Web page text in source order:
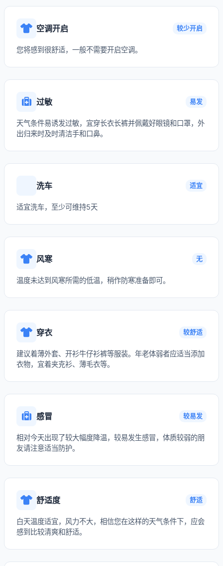
空调开启 较少开启
您将感到很舒适，一般不需要开启空调。
过敏 易发
天气条件易诱发过敏，宜穿长衣长裤并佩戴好眼镜和口罩，外
出归来时及时清洁手和口鼻。
洗车 适宜
适宜洗车，至少可维持5天
风寒 无
温度未达到风寒所需的低温，稍作防寒准备即可。
穿衣 较舒适
建议着薄外套、开衫牛仔衫裤等服装。年老体弱者应适当添加
衣物，宜着夹克衫、薄毛衣等。
感冒 较易发
相对今天出现了较大幅度降温，较易发生感冒，体质较弱的朋
友请注意适当防护。
舒适度 舒适
白天温度适宜，风力不大，相信您在这样的天气条件下，应会
感到比较清爽和舒适。